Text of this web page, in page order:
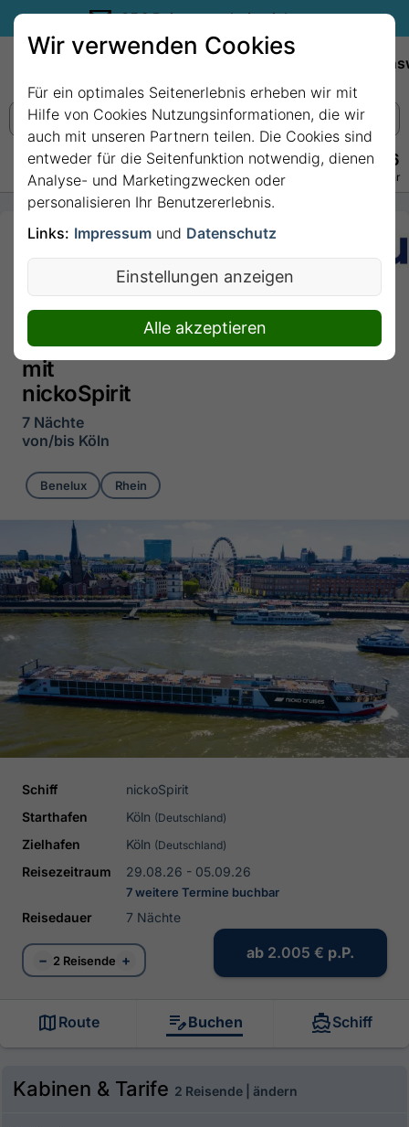
35€ Reisegutschein sichern.
+49 228 3875 7256
Persönlich · Kostenlos · Täglich 08–22 Uhr
7 Nächte -
Hartelijk
Welkom
am
Ijsselmeer
mit
nickoSpirit
7 Nächte
von/bis Köln
Benelux Rhein
Schiff
nickoSpirit
Starthafen
Köln (Deutschland)
Zielhafen Köln (Deutschland)
Reisezeitraum 29.08.26 - 05.09.26
7 weitere Termine buchbar
Reisedauer 7 Nächte
− 2 Reisende + ab 2.005 € p.P.
Route Buchen Schiff
Kabinen & Tarife 2 Reisende | ändern
Wir verwenden Cookies
Für ein optimales Seitenerlebnis erheben wir mit
Hilfe von Cookies Nutzungsinformationen, die wir
auch mit unseren Partnern teilen. Die Cookies sind
entweder für die Seitenfunktion notwendig, dienen
Analyse- und Marketingzwecken oder
personalisieren Ihr Benutzererlebnis.
Links: Impressum und Datenschutz
Einstellungen anzeigen
Alle akzeptieren